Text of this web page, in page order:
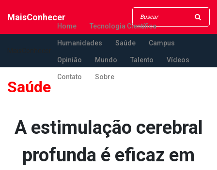
MaisConhecer
Home Tecnologia Científica
Humanidades Saúde Campus
Opinião Mundo Talento Vídeos
Contato Sobre
Saúde
A estimulação cerebral
profunda é eficaz em